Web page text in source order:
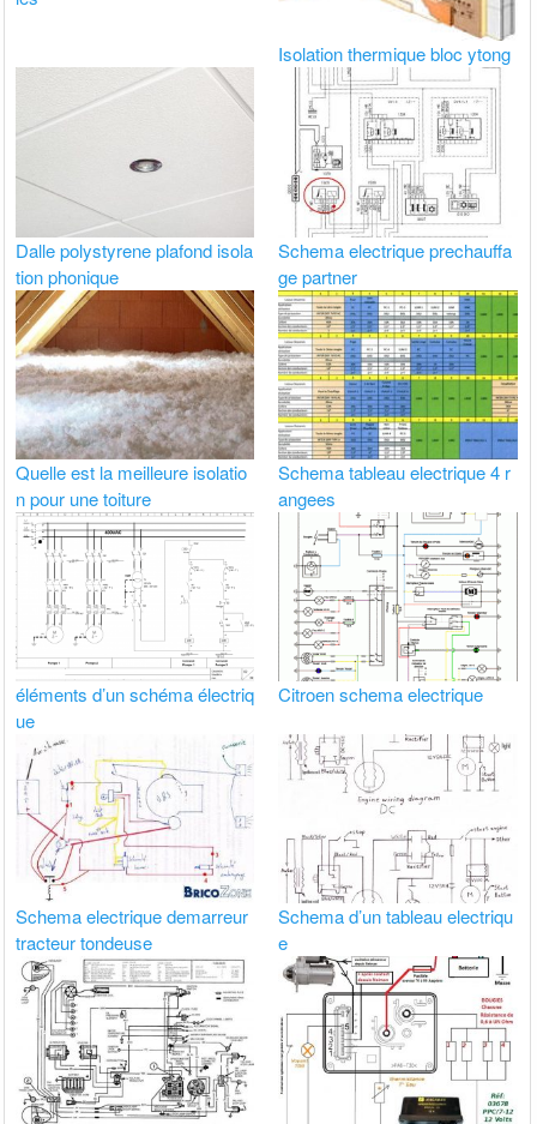
Isolation thermique bloc ytong
Dalle polystyrene plafond isola
tion phonique
Schema electrique prechauffa
ge partner
Quelle est la meilleure isolatio
n pour une toiture
Schema tableau electrique 4 r
angees
éléments d’un schéma électriq
ue
Citroen schema electrique
Schema electrique demarreur
tracteur tondeuse
Schema d’un tableau electriqu
e